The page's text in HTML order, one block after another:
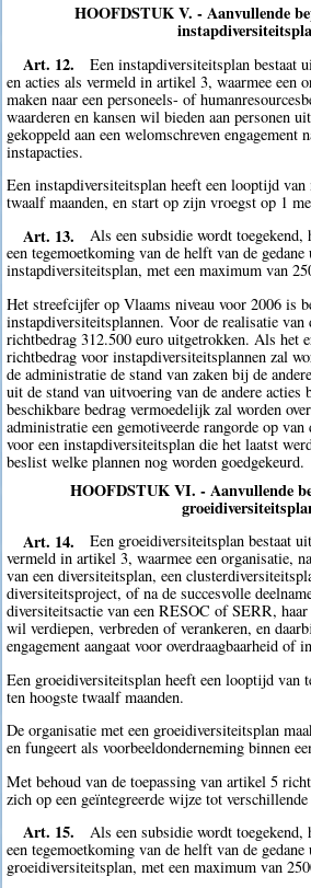
HOOFDSTUK V. - Aanvullende
Art. 12.
Een instapdiversiteitsplan bestaat
en acties als vermeld in artikel 3, waarmee een
maken naar een personeels- of
waarderen en kansen wil bieden aan personen
gekoppeld aan een welomschreven engagement
instapacties.
Een instapdiversiteitsplan heeft een looptijd van
twaalf maanden, en start op zijn vroegst op 1
Art. 13.
Als een subsidie wordt toegekend,
een tegemoetkoming van de helft van de
instapdiversiteitsplan, met een maximum van
Het streefcijfer op Vlaams niveau voor 2006 is
instapdiversiteitsplannen. Voor de realisatie
richtbedrag 312.500 euro uitgetrokken. Als het
richtbedrag voor instapdiversiteitsplannen zal
de administratie de stand van zaken bij de
uit de stand van uitvoering van de andere
beschikbare bedrag vermoedelijk zal worden
administratie een gemotiveerde rangorde op van
voor een instapdiversiteitsplan die het laatst
beslist welke plannen nog worden goedgekeurd.
HOOFDSTUK VI. - Aanvullende
Art. 14.
Een groeidiversiteitsplan bestaat
vermeld in artikel 3, waarmee een organisatie,
van een diversiteitsplan, een
diversiteitsproject, of na de succesvolle
diversiteitsactie van een RESOC of SERR,
wil verdiepen, verbreden of verankeren, en
engagement aangaat voor overdraagbaarheid of
Een groeidiversiteitsplan heeft een looptijd van
ten hoogste twaalf maanden.
De organisatie met een groeidiversiteitsplan
en fungeert als voorbeeldonderneming binnen
Met behoud van de toepassing van artikel 5
zich op een geïntegreerde wijze tot verschillende
Art. 15.
Als een subsidie wordt toegekend,
een tegemoetkoming van de helft van de
groeidiversiteitsplan, met een maximum van